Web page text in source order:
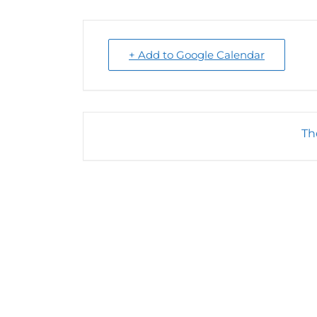
+ Add to Google Calendar